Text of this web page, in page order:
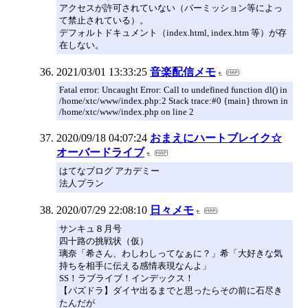
アクセスが許可されていない（パーミッション等によっ
て禁止されている）。
デフォルトドキュメント（index.html, index.htm 等）が存
在しない。
2021/03/01 13:33:25 音楽配信メモ
Fatal error: Uncaught Error: Call to undefined function dl() in
/home/xtc/www/index.php:2 Stack trace:#0 {main} thrown in
/home/xtc/www/index.php on line 2
2020/09/18 04:07:24 おまえにハートブレイク☆
オーバードライブ
はてなブログ アカデミー
法人プラン
2020/07/29 22:08:10 日々メモ
サンキュ８月号
四十路の挑戦状（仮）
璃奈「希さん、わしわしってなぁに？」希「大好きな気
持ちを相手に伝える感情表現なんよ」
SS！ラブライブ！インデックス！
【パズドラ】ダイヤ出るまでと思ったらその前に石尽き
たんだが